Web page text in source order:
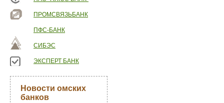
ПРОМСВЯЗЬБАНК
ПФС-БАНК
СИБЭС
ЭКСПЕРТ БАНК
Новости омских
банков